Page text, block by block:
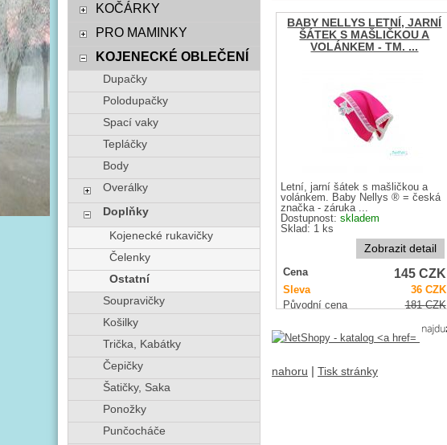
BABY NELLYS LETNÍ, JARNÍ
ŠÁTEK S MAŠLIČKOU A
VOLÁNKEM - TM. ...
Letní, jarní šátek s mašličkou a
volánkem. Baby Nellys ® = česká
značka - záruka ...
Dostupnost: skladem
Sklad: 1 ks
Zobrazit detail
Cena 145 CZK
Sleva 36 CZK
Původní cena
181CZK
nahoru Tisk stránky
KOČÁRKY
PRO MAMINKY
KOJENECKÉ OBLEČENÍ
Dupačky
Polodupačky
Spací vaky
Tepláčky
Body
Overálky
Doplňky
Kojenecké rukavičky
Čelenky
Ostatní
Soupravičky
Košilky
Trička, Kabátky
Čepičky
Šatičky, Saka
Ponožky
Punčocháče